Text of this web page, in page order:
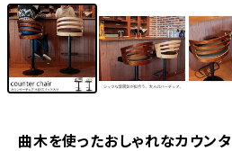
曲木を使ったおしゃれなカウン